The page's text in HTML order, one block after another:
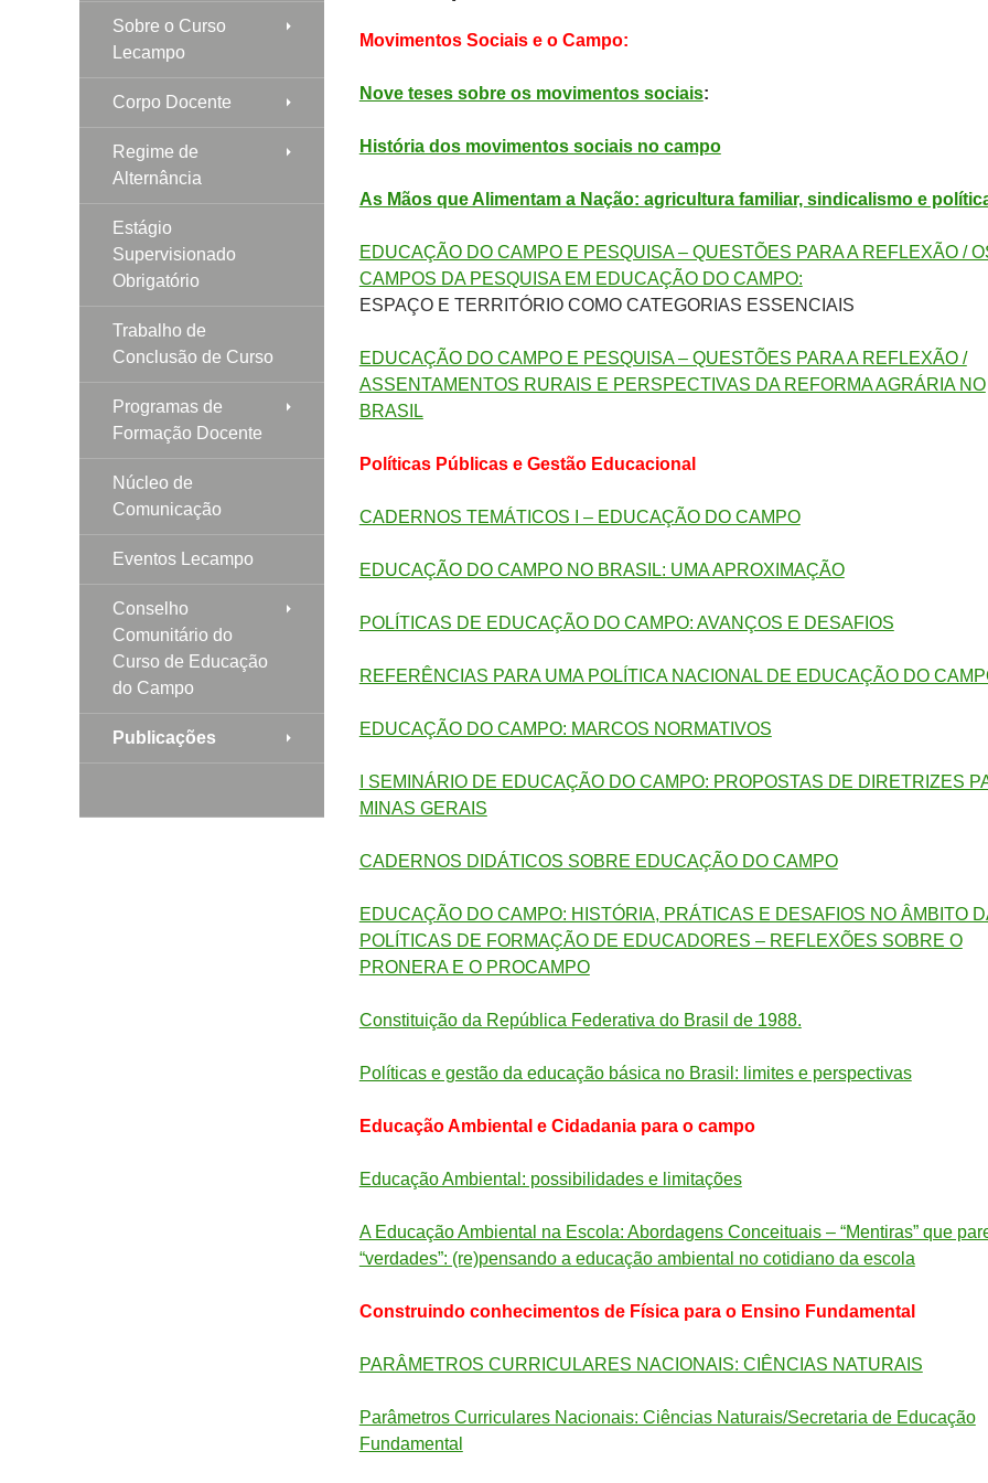
Movimentos Sociais e o Campo:
Nove teses sobre os movimentos sociais:
História dos movimentos sociais no campo
As Mãos que Alimentam a Nação: agricultura familiar, sindicalismo e
EDUCAÇÃO DO CAMPO E PESQUISA – QUESTÕES PARA A REFLEXÃO /
CAMPOS DA PESQUISA EM EDUCAÇÃO DO CAMPO:
ESPAÇO E TERRITÓRIO COMO CATEGORIAS ESSENCIAIS
EDUCAÇÃO DO CAMPO E PESQUISA – QUESTÕES PARA A REFLEXÃO /
ASSENTAMENTOS RURAIS E PERSPECTIVAS DA REFORMA AGRÁRIA NO
BRASIL
Políticas Públicas e Gestão Educacional
CADERNOS TEMÁTICOS I – EDUCAÇÃO DO CAMPO
EDUCAÇÃO DO CAMPO NO BRASIL: UMA APROXIMAÇÃO
POLÍTICAS DE EDUCAÇÃO DO CAMPO: AVANÇOS E DESAFIOS
REFERÊNCIAS PARA UMA POLÍTICA NACIONAL DE EDUCAÇÃO DO
EDUCAÇÃO DO CAMPO: MARCOS NORMATIVOS
I SEMINÁRIO DE EDUCAÇÃO DO CAMPO: PROPOSTAS DE DIRETRIZES
MINAS GERAIS
CADERNOS DIDÁTICOS SOBRE EDUCAÇÃO DO CAMPO
EDUCAÇÃO DO CAMPO: HISTÓRIA, PRÁTICAS E DESAFIOS NO ÂMBITO
POLÍTICAS DE FORMAÇÃO DE EDUCADORES – REFLEXÕES SOBRE O
PRONERA E O PROCAMPO
Constituição da República Federativa do Brasil de 1988.
Políticas e gestão da educação básica no Brasil: limites e perspectivas
Educação Ambiental e Cidadania para o campo
Educação Ambiental: possibilidades e limitações
A Educação Ambiental na Escola: Abordagens Conceituais – “Mentiras” que
“verdades”: (re)pensando a educação ambiental no cotidiano da escola
Construindo conhecimentos de Física para o Ensino Fundamental
PARÂMETROS CURRICULARES NACIONAIS: CIÊNCIAS NATURAIS
Parâmetros Curriculares Nacionais: Ciências Naturais/Secretaria de Educação
Fundamental
Sobre o Curso
Lecampo
Corpo Docente
Regime de
Alternância
Estágio
Supervisionado
Obrigatório
Trabalho de
Conclusão de Curso
Programas de
Formação Docente
Núcleo de
Comunicação
Eventos Lecampo
Conselho
Comunitário do
Curso de Educação
do Campo
Publicações